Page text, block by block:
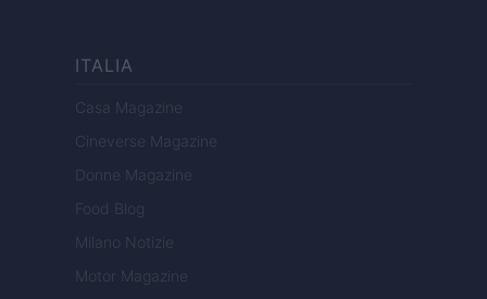
ITALIA
Casa Magazine
Cineverse Magazine
Donne Magazine
Food Blog
Milano Notizie
Motor Magazine